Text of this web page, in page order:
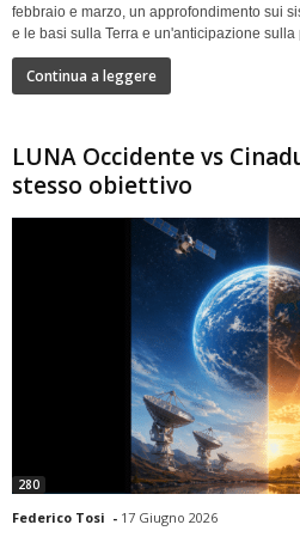
febbraio e marzo, un approfondimento sui
e le basi sulla Terra e un'anticipazione
Continua a leggere
LUNA Occidente vs
stesso obiettivo
280
Federico Tosi - 17 Giugno 2026